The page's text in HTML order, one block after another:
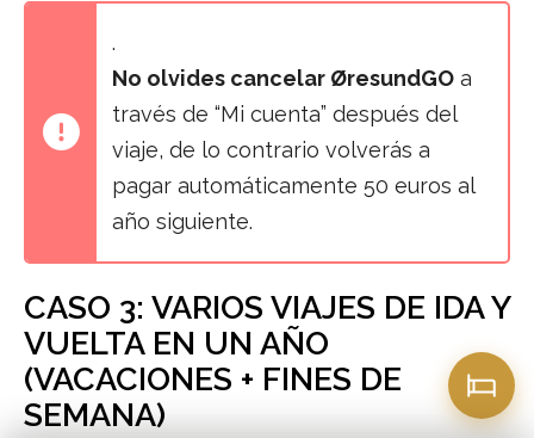
.
No olvides cancelar ØresundGO a
través de “Mi cuenta” después del
viaje, de lo contrario volverás a
pagar automáticamente 50 euros al
año siguiente.
CASO 3: VARIOS VIAJES DE IDA Y
VUELTA EN UN AÑO
(VACACIONES + FINES DE
SEMANA)